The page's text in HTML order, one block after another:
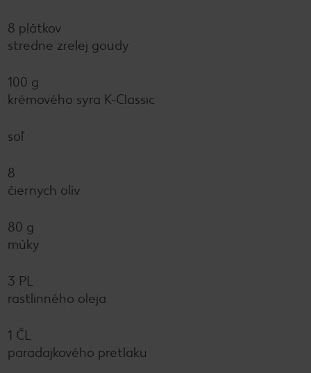
8 plátkov
stredne zrelej goudy
100 g
krémového syra K-Classic
soľ
8
čiernych olív
80 g
múky
3 PL
rastlinného oleja
1 ČL
paradajkového pretlaku